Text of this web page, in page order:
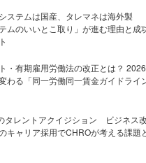
ステムは国産、タレマネは海外製
ムのいいとこ取り」が進む理由と成
・有期雇用労働法の改正とは？
わる「同一労働同一賃金ガイドライ
タレントアクイジション ビジネス
キャリア採用でCHROが考える課題